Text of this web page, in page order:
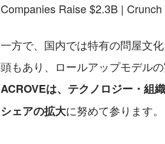
Companies Raise $2.3B |
一方で、国内では特有の問屋文
頭もあり、ロールアップモデル
ACROVEは、テクノロジー・組
シェアの拡大に努めて参ります。